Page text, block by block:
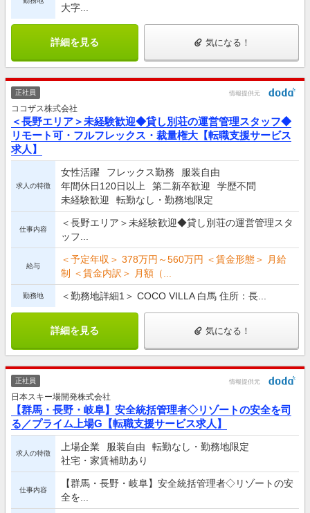
大字...
詳細を見る 気になる！
正社員 情報提供元
ココザス株式会社
＜長野エリア＞未経験歓迎◆貸し別荘の運営管理スタッフ◆
リモート可・フルフレックス・裁量権大【転職支援サービス
求人】
求人の特徴
女性活躍 フレックス勤務
服装自由
年間休日120日以上
第二新卒歓迎
学歴不問
未経験歓迎
転勤なし・勤務地限定
仕事内容
＜長野エリア＞未経験歓迎◆貸し別荘の運営管理スタ
ッフ...
給与
＜予定年収＞ 378万円～560万円 ＜賃金形態＞ 月給
制 ＜賃金内訳＞ 月額（...
勤務地 ＜勤務地詳細1＞ COCO VILLA 白馬 住所：長...
詳細を見る 気になる！
正社員 情報提供元
日本スキー場開発株式会社
【群馬・長野・岐阜】安全統括管理者◇リゾートの安全を司
る／プライム上場G【転職支援サービス求人】
求人の特徴
上場企業 服装自由
転勤なし・勤務地限定
社宅・家賃補助あり
仕事内容
【群馬・長野・岐阜】安全統括管理者◇リゾートの安
全を...